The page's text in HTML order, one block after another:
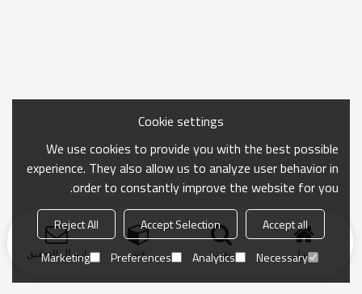
منزل بحث فئة ارسال التحقيق
Cookie settings
We use cookies to provide you with the best possible
experience. They also allow us to analyze user behavior in
order to constantly improve the website for you.
Accept all
Accept Selection
Reject All
Necessary
Analytics
Preferences
Marketing